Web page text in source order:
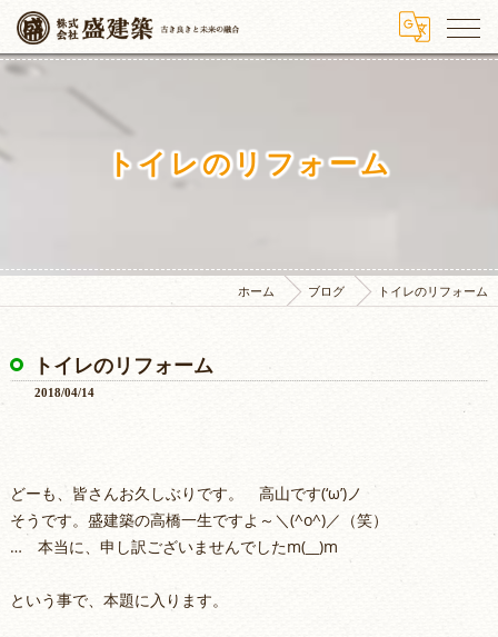
トイレのリフォーム
ホーム ブログ トイレのリフォーム
トイレのリフォーム
2018/04/14
どーも、皆さんお久しぶりです。 高山です(‘ω’)ノ
そうです。盛建築の高橋一生ですよ～＼(^o^)／（笑）
… 本当に、申し訳ございませんでしたm(__)m
という事で、本題に入ります。